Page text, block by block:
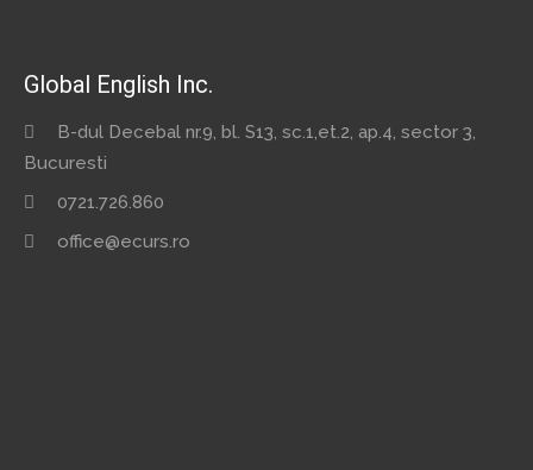
Global English Inc.
B-dul Decebal nr.9, bl. S13, sc.1,et.2, ap.4, sector 3,
Bucuresti
0721.726.860
office@ecurs.ro